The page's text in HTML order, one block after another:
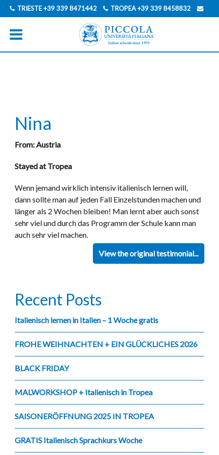
TRIESTE+39 339 8471442 TROPEA+39 339 8458832
INFO@PICCOLAUNIVERSITAITALIANA.COM
ENGLISCH
Nina
From: Austria
Stayed at Tropea
Wenn jemand wirklich intensiv italienisch lernen will,
dann sollte man auf jeden Fall Einzelstunden machen und
länger als 2 Wochen bleiben! Man lernt aber auch sonst
sehr viel und durch das Programm der Schule kann man
auch sehr viel machen.
View the original testimonial...
Recent Posts
Italienisch lernen in Italien – 1 Woche gratis
FROHE WEIHNACHTEN + EIN GLÜCKLICHES 2026
BLACK FRIDAY
MALWORKSHOP + Italienisch in Tropea
SAISONERÖFFNUNG 2025 IN TROPEA
GRATIS Italienisch Sprachkurs Woche